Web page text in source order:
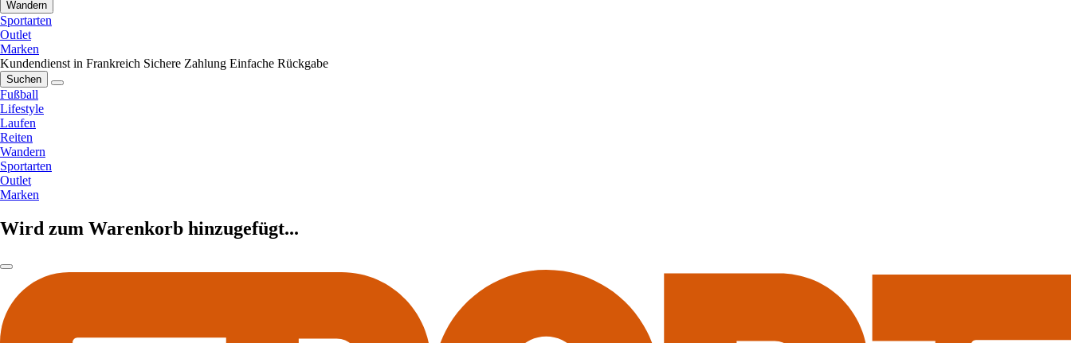
Wandern
Sportarten
Outlet
Marken
Kundendienst in Frankreich Sichere Zahlung Einfache Rückgabe
Suchen
Fußball
Lifestyle
Laufen
Reiten
Wandern
Sportarten
Outlet
Marken
Wird zum Warenkorb hinzugefügt...